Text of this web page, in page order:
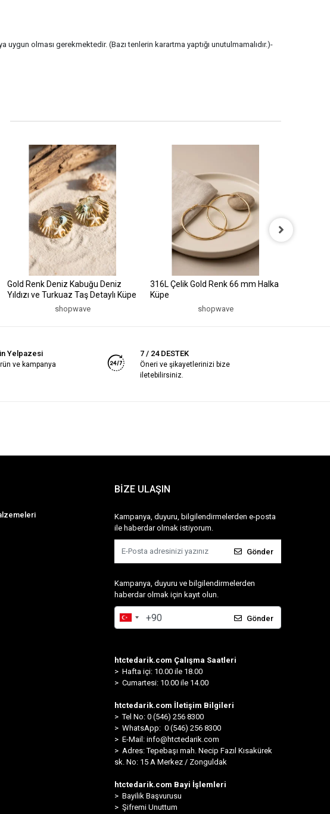
olması gerekmektedir. (Bazı tenlerin karartma yaptığı unutulmamalıdır.)-
Gold Renk Deniz Kabuğu Deniz
Yıldızı ve Turkuaz Taş Detaylı Küpe
shopwave
316L Çelik Gold Renk 66 mm Halka
Küpe
shopwave
Yelpazesi
ve kampanya
7 / 24 DESTEK
Öneri ve şikayetlerinizi bize
iletebilirsiniz.
BİZE ULAŞIN
Kampanya, duyuru, bilgilendirmelerden e-posta
ile haberdar olmak istiyorum.
Gönder
Kampanya, duyuru ve bilgilendirmelerden
haberdar olmak için kayıt olun.
Gönder
htctedarik.com Çalışma Saatleri
> Hafta içi: 10.00 ile 18.00
> Cumartesi: 10.00 ile 14.00
htctedarik.com İletişim Bilgileri
> Tel No: 0 (546) 256 8300
> WhatsApp: 0 (546) 256 8300
> E-Mail: info@htctedarik.com
> Adres: Tepebaşı mah. Necip Fazıl Kısakürek
sk. No: 15 A Merkez / Zonguldak
htctedarik.com Bayi İşlemleri
> Bayilik Başvurusu
> Şifremi Unuttum